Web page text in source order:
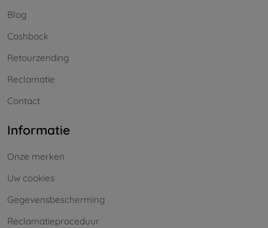
Blog
Cashback
Retourzending
Reclamatie
Contact
Informatie
Onze merken
Uw cookies
Gegevensbescherming
Reclamatieproceduur